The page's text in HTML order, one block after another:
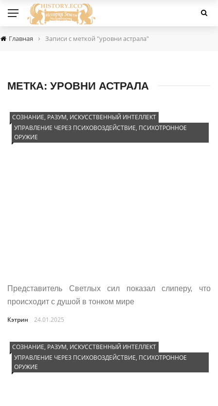
Главная › Записи с меткой "уровни астрала"
МЕТКА: УРОВНИ АСТРАЛА
СОЗНАНИЕ, РАЗУМ, ИСКУССТВЕННЫЙ ИНТЕЛЛЕКТ
УПРАВЛЕНИЕ ЧЕРЕЗ ПСИХОВОЗДЕЙСТВИЕ, ПСИХОТРОННОЕ
ОРУЖИЕ
Представитель Светлых сил показал слиперу, что
происходит с душой в тонком мире
Кэтрин 24.01.2025
СОЗНАНИЕ, РАЗУМ, ИСКУССТВЕННЫЙ ИНТЕЛЛЕКТ
УПРАВЛЕНИЕ ЧЕРЕЗ ПСИХОВОЗДЕЙСТВИЕ, ПСИХОТРОННОЕ
ОРУЖИЕ